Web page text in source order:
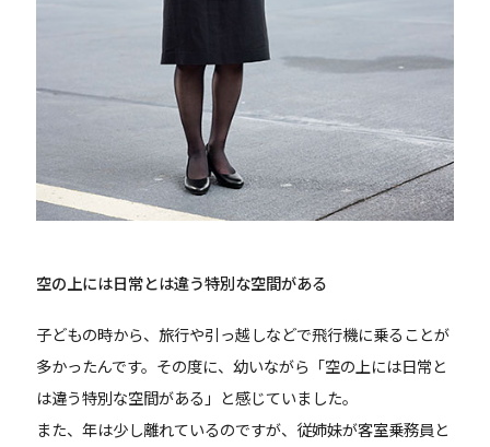
空の上には日常とは違う特別な空間がある
子どもの時から、旅行や引っ越しなどで飛行機に乗ることが
多かったんです。その度に、幼いながら「空の上には日常と
は違う特別な空間がある」と感じていました。
また、年は少し離れているのですが、従姉妹が客室乗務員と